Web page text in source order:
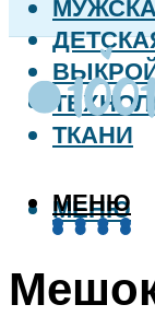
ТКАНИ
МЕНЮ
МЕНЮ